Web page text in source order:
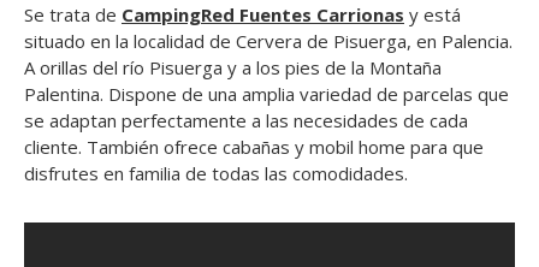
Se trata de CampingRed Fuentes Carrionas y está
situado en la localidad de Cervera de Pisuerga, en Palencia.
A orillas del río Pisuerga y a los pies de la Montaña
Palentina. Dispone de una amplia variedad de parcelas que
se adaptan perfectamente a las necesidades de cada
cliente. También ofrece cabañas y mobil home para que
disfrutes en familia de todas las comodidades.